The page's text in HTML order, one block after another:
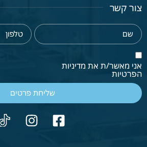
צור קשר
אני מאשר/ת את מדיניות
הפרטיות
שליחת פרטים